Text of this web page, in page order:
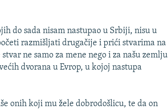
do sada nisam nastupao u Srbiji, nisu u
razmišljati drugačije i prići stvarima na
ne samo za mene nego i za našu zemlju
dvorana u Evrop, u kojoj nastupa
onih koji mu žele dobrodošlicu, te da on